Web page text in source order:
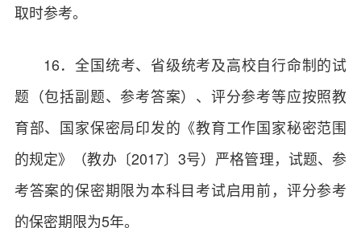
取时参考。
16．全国统考、省级统考及高校自行命制的试
题（包括副题、参考答案）、评分参考等应按照教
育部、国家保密局印发的《教育工作国家秘密范围
的规定》（教办〔2017〕3号）严格管理，试题、参
考答案的保密期限为本科目考试启用前，评分参考
的保密期限为5年。